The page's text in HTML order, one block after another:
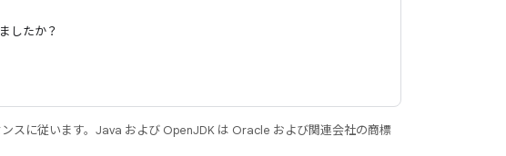
したか？
スに従います。Java および OpenJDK は Oracle および関連会社の商標